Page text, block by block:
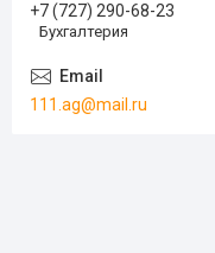
+7 (727) 290-68-23
Бухгалтерия
111.ag@mail.ru